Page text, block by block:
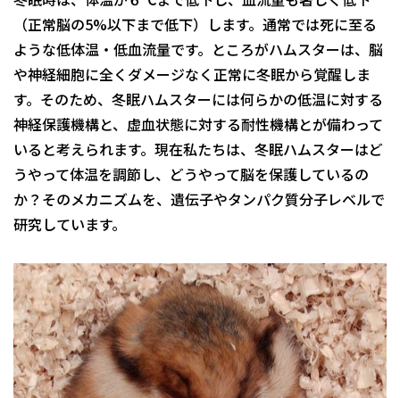
（正常脳の5%以下まで低下）します。通常では死に至る
ような低体温・低血流量です。ところがハムスターは、脳
や神経細胞に全くダメージなく正常に冬眠から覚醒しま
す。そのため、冬眠ハムスターには何らかの低温に対する
神経保護機構と、虚血状態に対する耐性機構とが備わって
いると考えられます。現在私たちは、冬眠ハムスターはど
うやって体温を調節し、どうやって脳を保護しているの
か？そのメカニズムを、遺伝子やタンパク質分子レベルで
研究しています。